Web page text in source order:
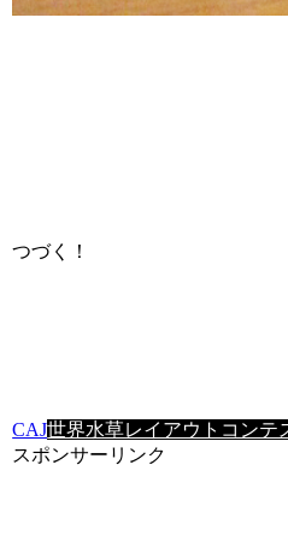
つづく！
CAJ世界水草レイアウトコンテ
スポンサーリンク